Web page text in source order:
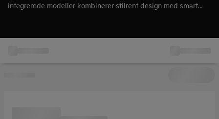
integrerede modeller kombinerer stilrent design med smart